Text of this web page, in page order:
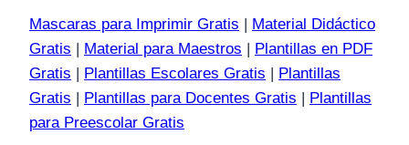
Mascaras para Imprimir Gratis
Material Didáctico
Gratis
Material para Maestros
Plantillas en PDF
Gratis
Plantillas Escolares Gratis
Plantillas
Gratis
Plantillas para Docentes Gratis
Plantillas
para Preescolar Gratis